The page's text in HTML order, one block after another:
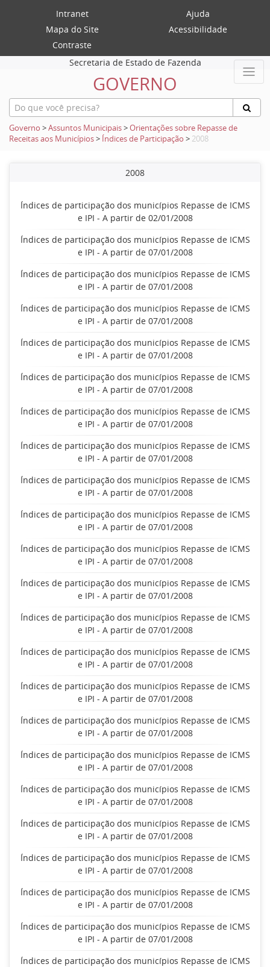
Intranet
Ajuda
Mapa do Site
Acessibilidade
Contraste
Secretaria de Estado de Fazenda
GOVERNO
Governo >Assuntos Municipais>Orientações sobre Repasse de
Receitas aos Municípios> Índices de Participação > 2008
2008
Índices de participação dos municípios Repasse de ICMS
e IPI - A partir de 02/01/2008
Índices de participação dos municípios Repasse de ICMS
e IPI - A partir de 07/01/2008
Índices de participação dos municípios Repasse de ICMS
e IPI - A partir de 07/01/2008
Índices de participação dos municípios Repasse de ICMS
e IPI - A partir de 07/01/2008
Índices de participação dos municípios Repasse de ICMS
e IPI - A partir de 07/01/2008
Índices de participação dos municípios Repasse de ICMS
e IPI - A partir de 07/01/2008
Índices de participação dos municípios Repasse de ICMS
e IPI - A partir de 07/01/2008
Índices de participação dos municípios Repasse de ICMS
e IPI - A partir de 07/01/2008
Índices de participação dos municípios Repasse de ICMS
e IPI - A partir de 07/01/2008
Índices de participação dos municípios Repasse de ICMS
e IPI - A partir de 07/01/2008
Índices de participação dos municípios Repasse de ICMS
e IPI - A partir de 07/01/2008
Índices de participação dos municípios Repasse de ICMS
e IPI - A partir de 07/01/2008
Índices de participação dos municípios Repasse de ICMS
e IPI - A partir de 07/01/2008
Índices de participação dos municípios Repasse de ICMS
e IPI - A partir de 07/01/2008
Índices de participação dos municípios Repasse de ICMS
e IPI - A partir de 07/01/2008
Índices de participação dos municípios Repasse de ICMS
e IPI - A partir de 07/01/2008
Índices de participação dos municípios Repasse de ICMS
e IPI - A partir de 07/01/2008
Índices de participação dos municípios Repasse de ICMS
e IPI - A partir de 07/01/2008
Índices de participação dos municípios Repasse de ICMS
e IPI - A partir de 07/01/2008
Índices de participação dos municípios Repasse de ICMS
e IPI - A partir de 07/01/2008
Índices de participação dos municípios Repasse de ICMS
e IPI - A partir de 07/01/2008
Índices de participação dos municípios Repasse de ICMS
e IPI - A partir de 07/01/2008
Índices de participação dos municípios Repasse de ICMS